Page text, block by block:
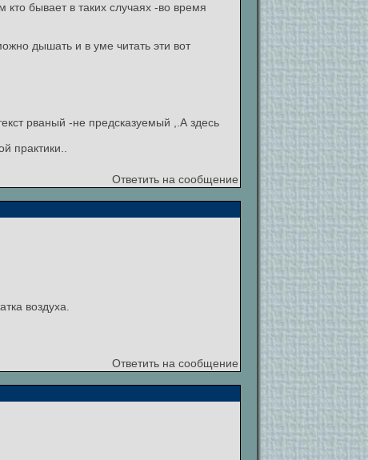
бывает в таких случаях -во время
дышать и в уме читать эти вот
рваный -не предсказуемый ,.А здесь
практики..
Ответить на сообщение
воздуха.
Ответить на сообщение